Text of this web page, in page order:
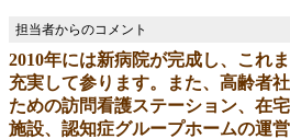
2010年には新病院が完成し、これ
充実して参ります。また、高齢者
ための訪問看護ステーション、在
施設、認知症グループホームの運